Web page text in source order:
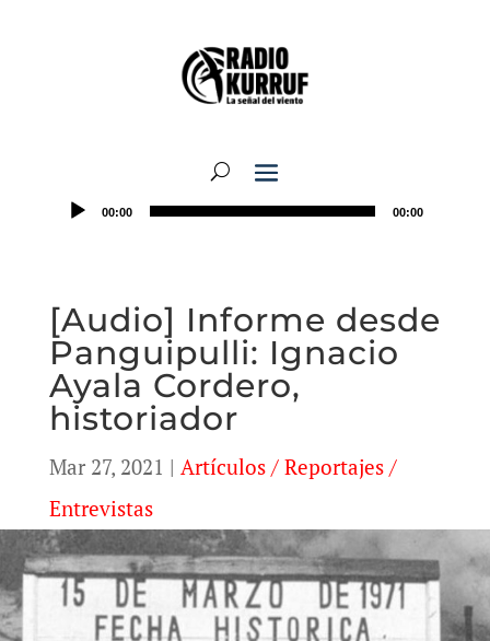
00:00 00:00
[Audio] Informe desde
Panguipulli: Ignacio
Ayala Cordero,
historiador
Mar 27, 2021 | Artículos / Reportajes /
Entrevistas